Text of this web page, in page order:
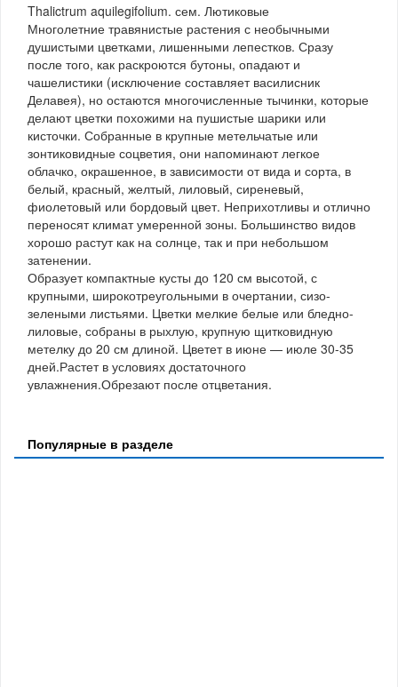
Thalictrum aquilegifolium. сем. Лютиковые
Многолетние травянистые растения с необычными
душистыми цветками, лишенными лепестков. Сразу
после того, как раскроются бутоны, опадают и
чашелистики (исключение составляет василисник
Делавея), но остаются многочисленные тычинки, которые
делают цветки похожими на пушистые шарики или
кисточки. Собранные в крупные метельчатые или
зонтиковидные соцветия, они напоминают легкое
облачко, окрашенное, в зависимости от вида и сорта, в
белый, красный, желтый, лиловый, сиреневый,
фиолетовый или бордовый цвет. Неприхотливы и отлично
переносят климат умеренной зоны. Большинство видов
хорошо растут как на солнце, так и при небольшом
затенении.
Образует компактные кусты до 120 см высотой, с
крупными, широкотреугольными в очертании, сизо-
зелеными листьями. Цветки мелкие белые или бледно-
лиловые, собраны в рыхлую, крупную щитковидную
метелку до 20 см длиной. Цветет в июне — июле 30-35
дней.Растет в условиях достаточного
увлажнения.Обрезают после отцветания.
Популярные в разделе